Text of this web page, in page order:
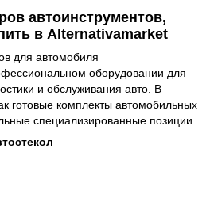
автоинструментов,
в Alternativamarket
для автомобиля
оборудовании для
и обслуживания авто. В
готовые комплекты автомобильных
специализированные позиции.